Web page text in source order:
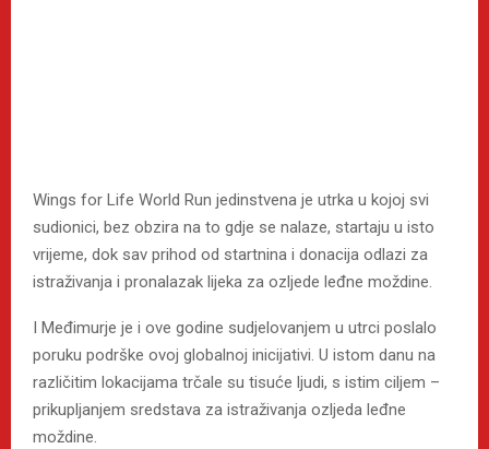
Wings for Life World Run jedinstvena je utrka u kojoj svi
sudionici, bez obzira na to gdje se nalaze, startaju u isto
vrijeme, dok sav prihod od startnina i donacija odlazi za
istraživanja i pronalazak lijeka za ozljede leđne moždine.
I Međimurje je i ove godine sudjelovanjem u utrci poslalo
poruku podrške ovoj globalnoj inicijativi. U istom danu na
različitim lokacijama trčale su tisuće ljudi, s istim ciljem –
prikupljanjem sredstava za istraživanja ozljeda leđne
moždine.